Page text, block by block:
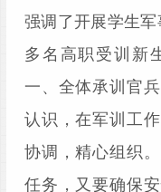
强调了开展学生
多名高职受训新
一、全体承训官
认识，在军训工
协调，精心组织
任务，又要确保